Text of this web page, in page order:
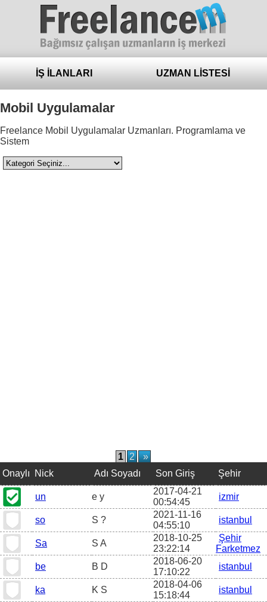
Freelance
İŞ İLANLARI UZMAN LİSTESİ
Mobil Uygulamalar
Freelance Mobil Uygulamalar Uzmanları. Programlama ve
Sistem
1 2 »
Onaylı
Nick Adı Soyadı Son Giriş Şehir
un e y
2017-04-21
00:54:45
izmir
so S ?
2021-11-16
04:55:10
istanbul
Sa S A
2018-10-25
23:22:14
Şehir
Farketmez
be
B D
2018-06-20
17:10:22
istanbul
ka K S
2018-04-06
15:18:44
istanbul